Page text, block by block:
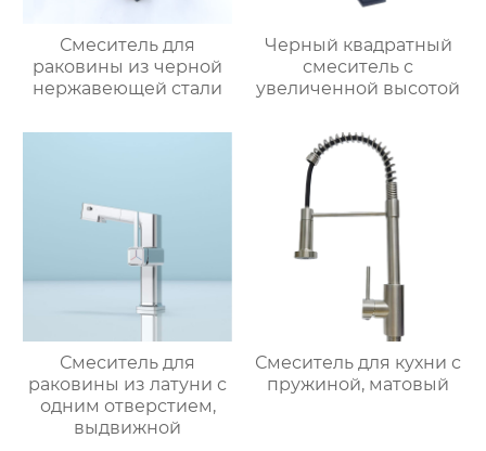
Смеситель для
раковины из черной
нержавеющей стали
Черный квадратный
смеситель с
увеличенной высотой
Смеситель для
раковины из латуни с
одним отверстием,
выдвижной
Смеситель для кухни с
пружиной, матовый